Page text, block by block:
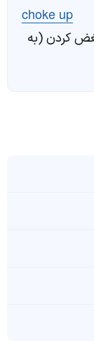
choke up
کردن (به